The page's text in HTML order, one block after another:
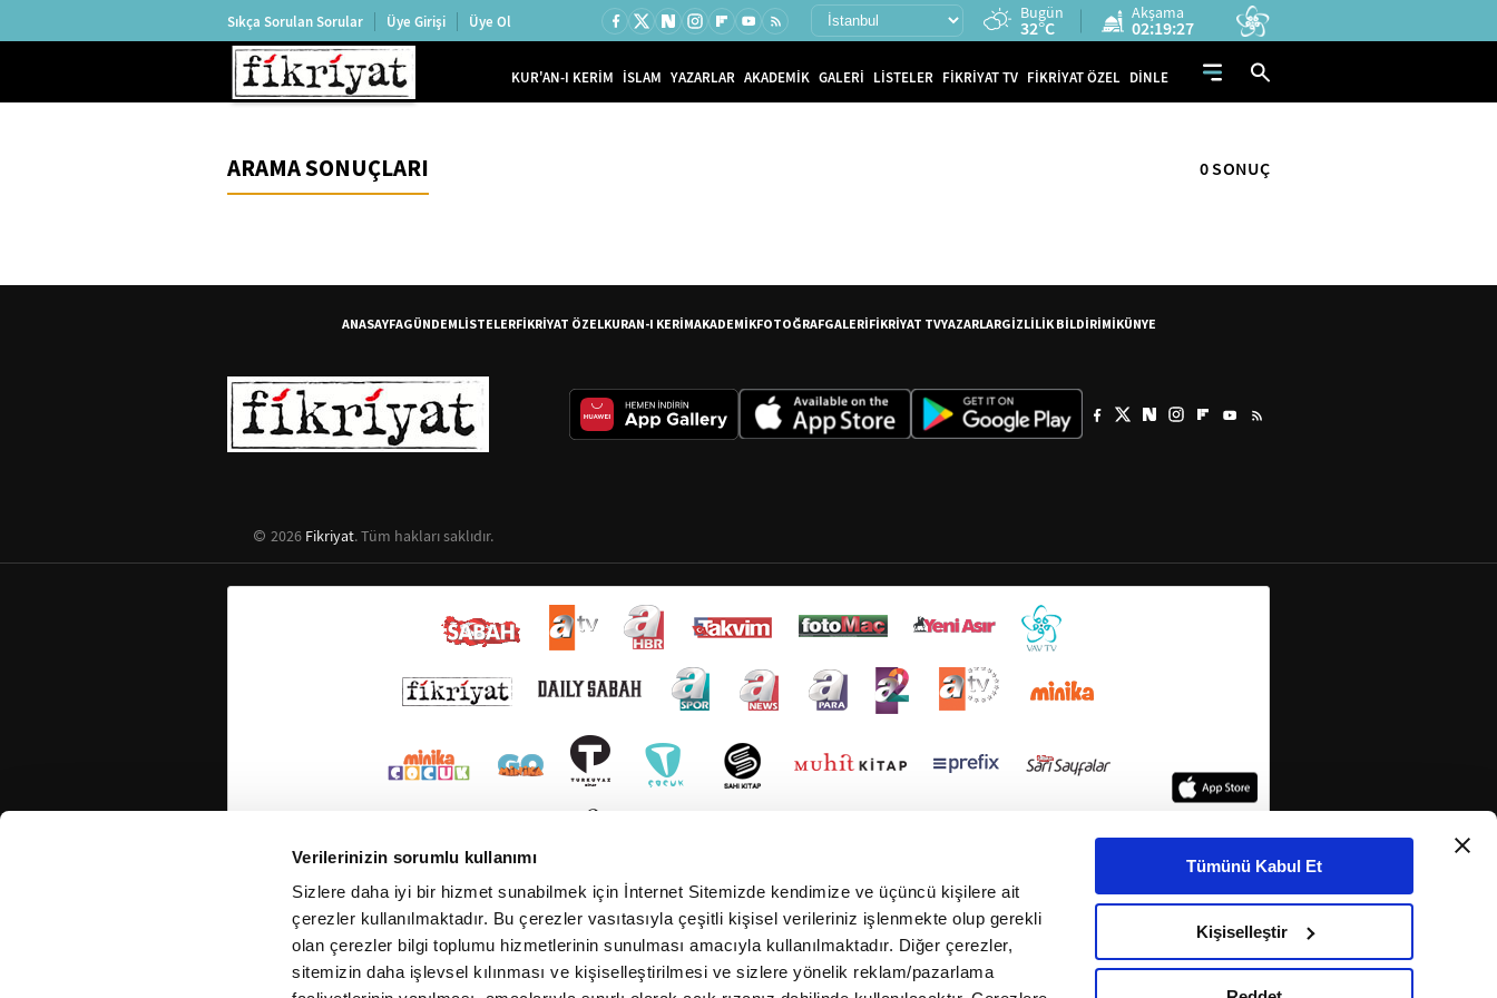
Verilerinizin sorumlu kullanımı
Sizlere daha iyi bir hizmet sunabilmek için İnternet Sitemizde kendimize ve üçüncü kişilere ait
çerezler kullanılmaktadır. Bu çerezler vasıtasıyla çeşitli kişisel verileriniz işlenmekte olup gerekli
olan çerezler bilgi toplumu hizmetlerinin sunulması amacıyla kullanılmaktadır. Diğer çerezler,
sitemizin daha işlevsel kılınması ve kişiselleştirilmesi ve sizlere yönelik reklam/pazarlama
Tümünü Kabul Et
Kişiselleştir
Sıkça Sorulan Sorular Üye Girişi Üye Ol Bugün
32°C
Akşama
02:19:27
KUR'AN-I KERİM İSLAM YAZARLAR AKADEMİK GALERİ LİSTELER FİKRİYAT TV FİKRİYAT ÖZEL DİNLE
ARAMA SONUÇLARI 0 SONUÇ
ANASAYFAGÜNDEMLİSTELERFİKRİYAT ÖZELKURAN-I KERİMAKADEMİKFOTOĞRAFGALERİFİKRİYAT TVYAZARLARGİZLİLİK BİLDİRİMİKÜNYE
2026 Fikriyat. Tüm hakları saklıdır.